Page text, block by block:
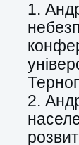
1.
2.